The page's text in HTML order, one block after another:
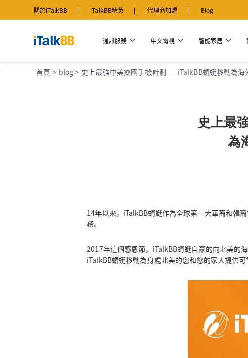
關於iTalkBB iTalkBB精英 代理商加盟 Blog
通訊服務 中文電視 智能家居
首頁 > blog > 史上最強中美雙國手機計劃——iTalkBB蜻蜓移動為海
史上最
為
14年以來，iTalkBB蜻蜓作為全球第一大華裔和韓
務。
2017年這個感恩節，iTalkBB蜻蜓自豪的向北美的
iTalkBB蜻蜓移動為身處北美的您和您的家人提供可